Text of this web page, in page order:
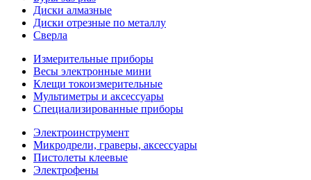
Диски алмазные
Диски отрезные по металлу
Сверла
Измерительные приборы
Весы электронные мини
Клещи токоизмерительные
Мультиметры и аксессуары
Специализированные приборы
Электроинструмент
Микродрели, граверы, аксессуары
Пистолеты клеевые
Электрофены